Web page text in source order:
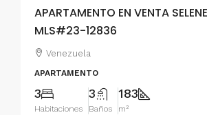
APARTAMENTO EN VENTA
MLS#23-12836
Venezuela
APARTAMENTO
3
Habitaciones
3
Baños
183
m²